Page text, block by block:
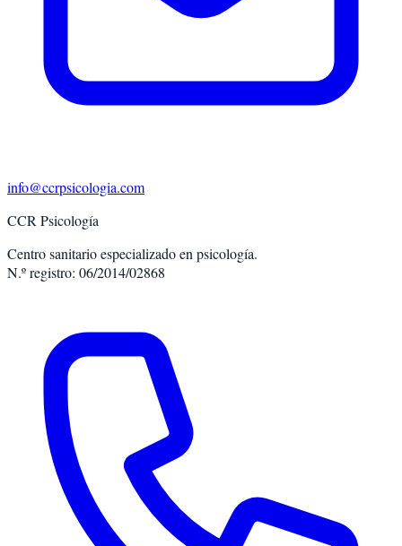
info@ccrpsicologia.com
CCR Psicología
Centro sanitario especializado en psicología.
N.º registro: 06/2014/02868